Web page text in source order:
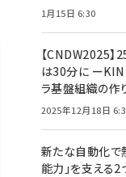
1月15日 6:30
【CNDW2025
は30分に ー
ラ基盤組織の作
2025年12月18日
新たな自動化で
能力」を支える2